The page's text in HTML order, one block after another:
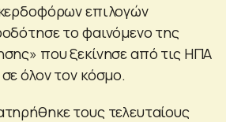
επιλογών
το φαινόμενο της
που ξεκίνησε από τις ΗΠΑ
όλον τον κόσμο.
τους τελευταίους